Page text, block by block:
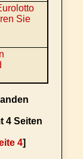
Sie
4 Seiten
4]